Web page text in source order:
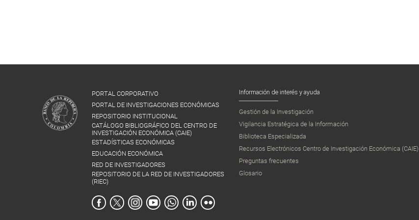
PORTAL CORPORATIVO
PORTAL DE INVESTIGACIONES ECONÓMICAS
REPOSITORIO INSTITUCIONAL
CATÁLOGO BIBLIOGRÁFICO DEL CENTRO DE
INVESTIGACIÓN ECONÓMICA (CAIE)
ESTADÍSTICAS ECONÓMICAS
EDUCACIÓN ECONÓMICA
RED DE INVESTIGADORES
REPOSITORIO DE LA RED DE INVESTIGADORES
(RIEC)
Información de interés y ayuda
Gestión de la Investigación
Vigilancia Estratégica de la Información
Biblioteca Especializada
Recursos Electrónicos Centro de Investigación Económica (CAIE)
Preguntas frecuentes
Glosario